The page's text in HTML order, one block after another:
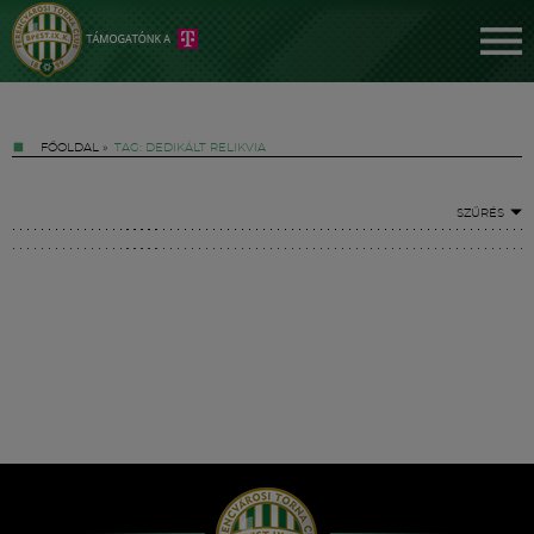
FŐOLDAL » TAG: DEDIKÁLT RELIKVIA
SZŰRÉS
Hírek